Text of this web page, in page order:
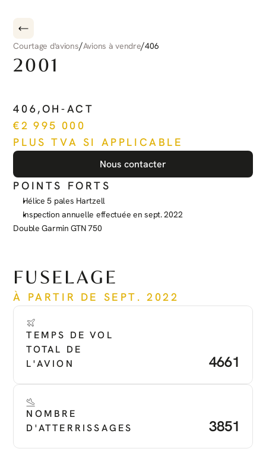
Courtage d'avions/Avions à vendre/406
2001
406,OH-ACT
€2 995 000
PLUS TVA SI APPLICABLE
Nous contacter
POINTS FORTS
Hélice 5 pales Hartzell
Inspection annuelle effectuée en sept. 2022
Double Garmin GTN 750
FUSELAGE
À PARTIR DE SEPT. 2022
TEMPS DE VOL
TOTAL DE
L'AVION
4661
NOMBRE
D'ATTERRISSAGES
3851